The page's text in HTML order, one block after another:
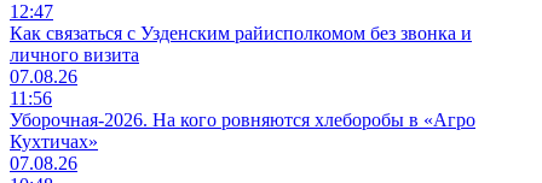
12:47
Как связаться с Узденским райисполкомом без звонка и
личного визита
07.08.26
11:56
Уборочная-2026. На кого ровняются хлеборобы в «Агро
Кухтичах»
07.08.26